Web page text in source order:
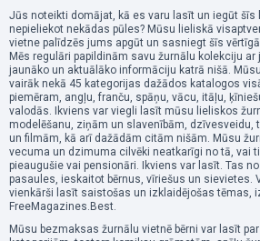
Jūs noteikti domājat, kā es varu lasīt un iegūt šīs
nepieliekot nekādas pūles? Mūsu lieliskā
vietne palīdzēs jums apgūt un sasniegt šīs
Mēs regulāri papildinām savu žurnālu kolekciju
jaunāko un aktuālāko informāciju katrā nišā.
vairāk nekā 45 kategorijas dažādos katalogos
piemēram, angļu, franču, spāņu, vācu, itāļu,
valodās. Ikviens var viegli lasīt mūsu lieliskos
modelēšanu, ziņām un slavenībām, dzīvesveidu,
un filmām, kā arī dažādām citām nišām. Mūsu
vecuma un dzimuma cilvēki neatkarīgi no tā, vai
pieaugušie vai pensionāri. Ikviens var lasīt. Tas
pasaules, ieskaitot bērnus, vīriešus un sievietes.
vienkārši lasīt saistošas ​​un izklaidējošas tēmas,
FreeMagazines.Best.
Mūsu bezmaksas žurnālu vietnē bērni var lasīt